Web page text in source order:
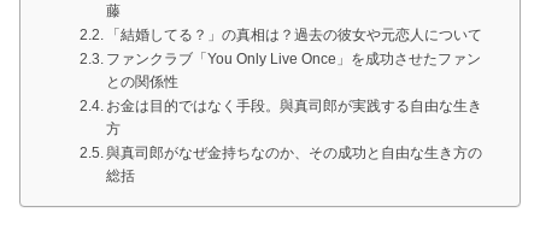
藤
「結婚してる？」の真相は？過去の彼女や元恋人について
ファンクラブ「You Only Live Once」を成功させたファン
との関係性
お金は目的ではなく手段。與真司郎が実践する自由な生き
方
與真司郎がなぜ金持ちなのか、その成功と自由な生き方の
総括